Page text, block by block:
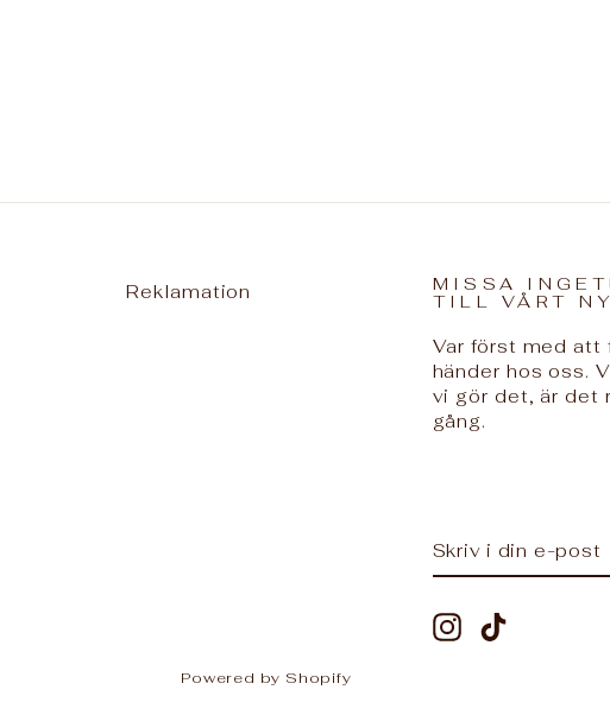
Reklamation MISSA
TILL VÅRT
Var först med att
händer hos oss.
vi gör det, är det
gång.
I
DIN
POST
Instagram
TikTok
Powered by Shopify